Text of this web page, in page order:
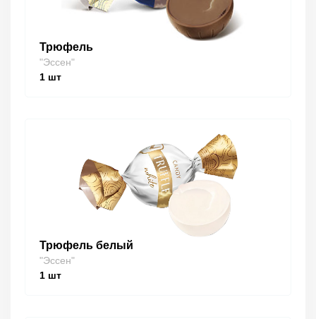
Трюфель
"Эссен"
1 шт
Трюфель белый
"Эссен"
1 шт